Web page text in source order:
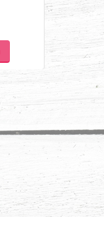
59 €
47,97 € bez